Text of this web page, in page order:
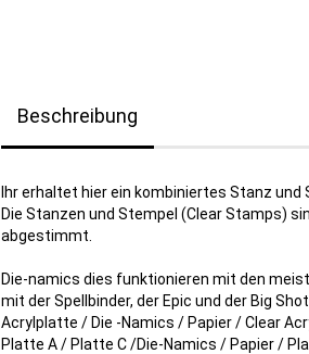
Beschreibung
Ihr erhaltet hier ein kombiniertes Stanz und
Die Stanzen und Stempel (Clear Stamps)
abgestimmt.
Die-namics dies funktionieren mit den
mit der Spellbinder, der Epic und der Big
Acrylplatte / Die -Namics / Papier / Clear
Platte A / Platte C /Die-Namics / Papier /